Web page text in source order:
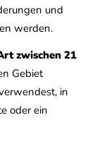
und
werden.
zwischen 21
Gebiet
in
oder ein